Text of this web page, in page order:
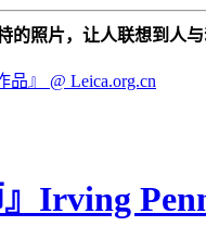
的照片，让人联想到人
品』 @ Leica.org.cn
』Irving